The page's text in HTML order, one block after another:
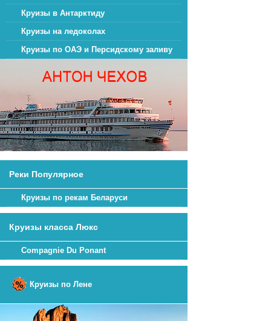
Круизы в Антарктиду
Круизы на ледоколах
Круизы по ОАЭ и Персидскому заливу
Реки Популярное
Круизы по рекам Беларуси
Круизы класса Люкс
Compagnie Du Ponant
Круизы по Лене